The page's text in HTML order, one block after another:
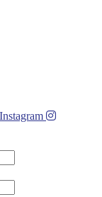
Instagram